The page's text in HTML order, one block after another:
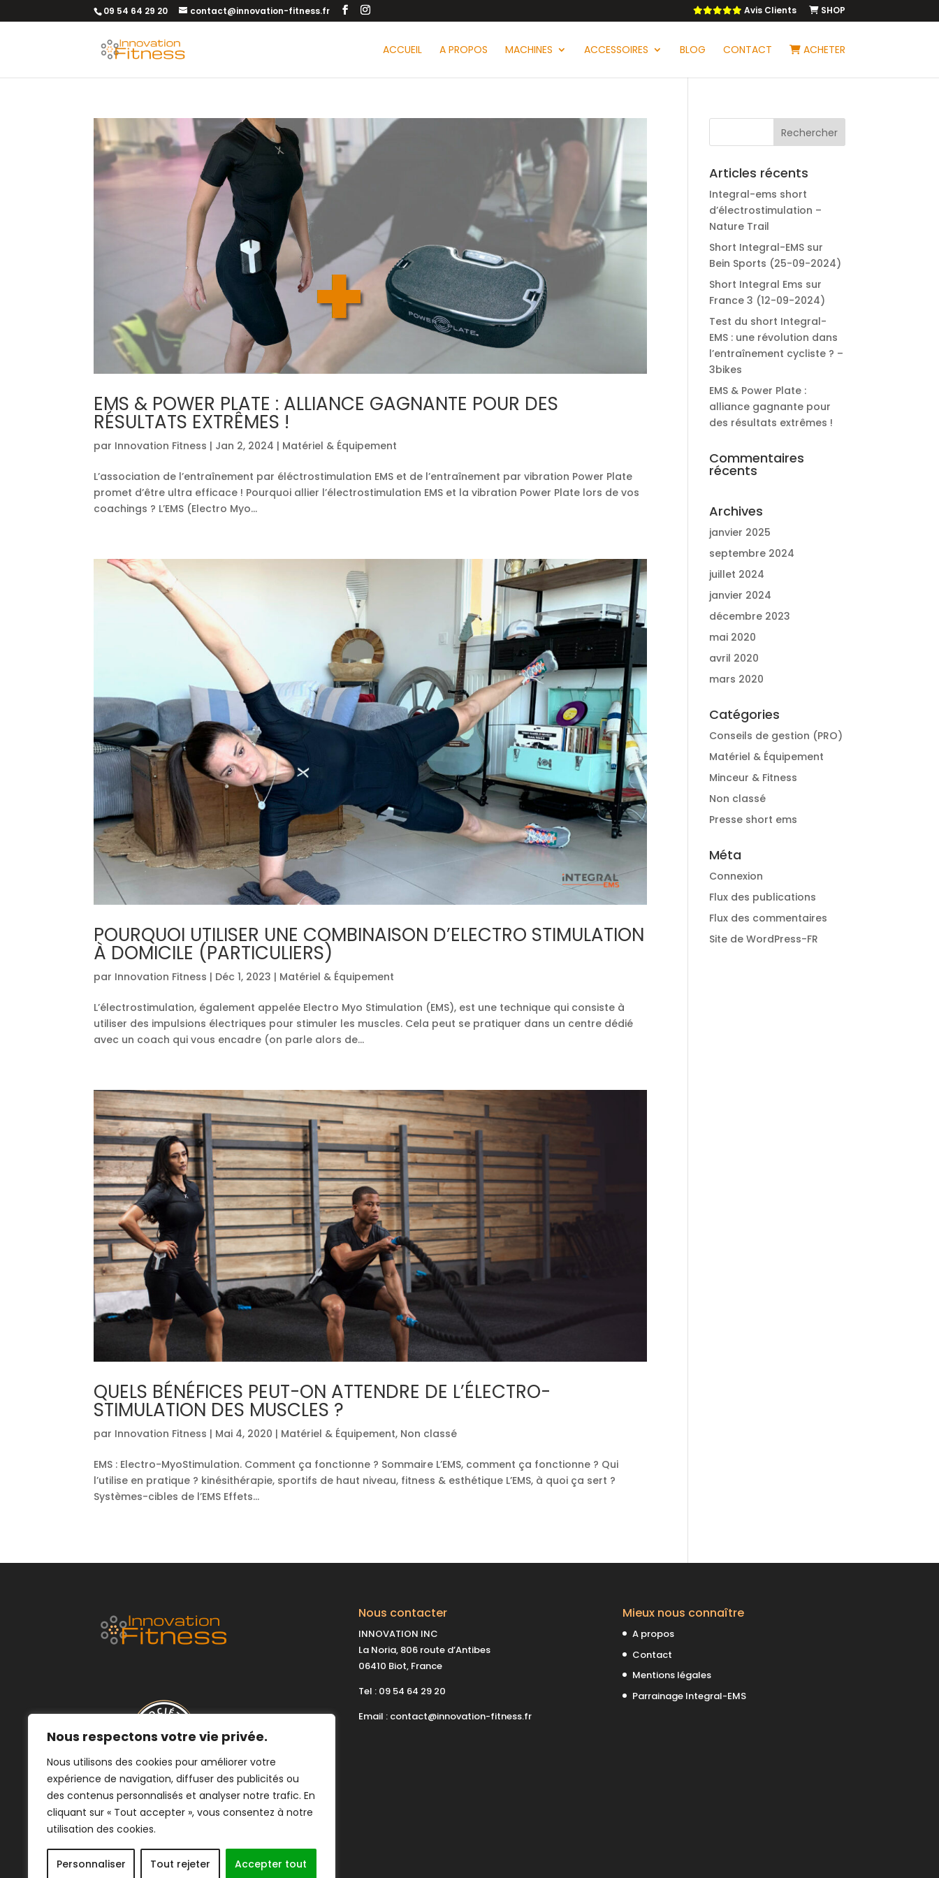
Nous respectons votre vie privée.
Nous utilisons des cookies pour améliorer votre
expérience de navigation, diffuser des publicités ou
des contenus personnalisés et analyser notre trafic. En
cliquant sur « Tout accepter », vous consentez à notre
utilisation des cookies.
Personnaliser Tout rejeter Accepter tout
09 54 64 29 20 contact@innovation-fitness.fr Avis Clients SHOP
ACCUEIL A PROPOS MACHINES ACCESSOIRES BLOG CONTACT ACHETER
EMS & POWER PLATE : ALLIANCE GAGNANTE POUR DES
RÉSULTATS EXTRÊMES !
par Innovation Fitness | Jan 2, 2024 | Matériel & Équipement
L’association de l’entraînement par éléctrostimulation EMS et de l’entraînement par vibration Power Plate
promet d’être ultra efficace ! Pourquoi allier l’électrostimulation EMS et la vibration Power Plate lors de vos
coachings ? L’EMS (Electro Myo...
POURQUOI UTILISER UNE COMBINAISON D’ELECTRO STIMULATION
À DOMICILE (PARTICULIERS)
par Innovation Fitness | Déc 1, 2023 | Matériel & Équipement
L’électrostimulation, également appelée Electro Myo Stimulation (EMS), est une technique qui consiste à
utiliser des impulsions électriques pour stimuler les muscles. Cela peut se pratiquer dans un centre dédié
avec un coach qui vous encadre (on parle alors de...
QUELS BÉNÉFICES PEUT-ON ATTENDRE DE L’ÉLECTRO-
STIMULATION DES MUSCLES ?
par Innovation Fitness | Mai 4, 2020 | Matériel & Équipement, Non classé
EMS : Electro-MyoStimulation. Comment ça fonctionne ? Sommaire L’EMS, comment ça fonctionne ? Qui
l’utilise en pratique ? kinésithérapie, sportifs de haut niveau, fitness & esthétique L’EMS, à quoi ça sert ?
Systèmes-cibles de l’EMS Effets...
Articles récents
Integral-ems short
d’électrostimulation –
Nature Trail
Short Integral-EMS sur
Bein Sports (25-09-2024)
Short Integral Ems sur
France 3 (12-09-2024)
Test du short Integral-
EMS : une révolution dans
l’entraînement cycliste ? –
3bikes
EMS & Power Plate :
alliance gagnante pour
des résultats extrêmes !
Commentaires
récents
Archives
janvier 2025
septembre 2024
juillet 2024
janvier 2024
décembre 2023
mai 2020
avril 2020
mars 2020
Catégories
Conseils de gestion (PRO)
Matériel & Équipement
Minceur & Fitness
Non classé
Presse short ems
Méta
Connexion
Flux des publications
Flux des commentaires
Site de WordPress-FR
Nous contacter
INNOVATION INC
La Noria, 806 route d’Antibes
06410 Biot, France
Tel : 09 54 64 29 20
Email : contact@innovation-fitness.fr
Mieux nous connaître
A propos
Contact
Mentions légales
Parrainage Integral-EMS